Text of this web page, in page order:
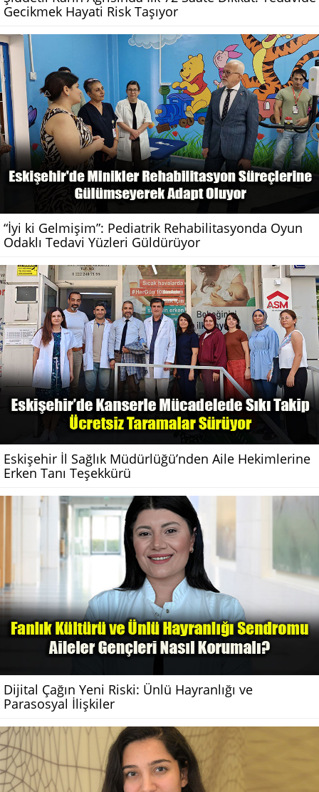
Gecikmek Hayati Risk Taşıyor
“İyi ki Gelmişim”: Pediatrik Rehabilitasyonda Oyun
Odaklı Tedavi Yüzleri Güldürüyor
Eskişehir İl Sağlık Müdürlüğü’nden Aile Hekimlerine
Erken Tanı Teşekkürü
Dijital Çağın Yeni Riski: Ünlü Hayranlığı ve
Parasosyal İlişkiler